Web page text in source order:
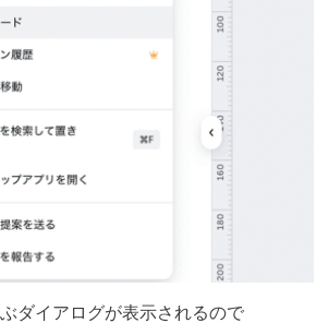
ダイアログが表示されるので